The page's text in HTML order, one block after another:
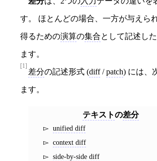
す。 ほとんどの場合、一方が与えら
得るための演算の集合として記述し
ます。
[1]
差分の記述形式 (diff/patch) には、
ます。
テキストの差分
unified diff
context diff
side-by-side diff